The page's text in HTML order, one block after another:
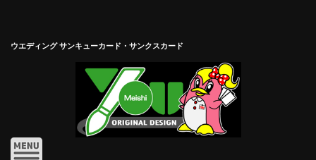
ウエディング サンキューカード・サンクスカード